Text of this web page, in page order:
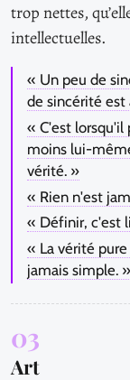
trop nettes,
intellectuelles.
« Un peu de
de sincérité
« C'est lorsqu'il
moins lui-
vérité. »
« Rien n'est
« Définir, c'est
« La vérité
jamais simple. »
03
Art